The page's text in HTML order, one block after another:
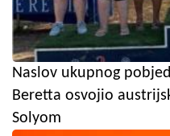
Naslov ukupnog
Beretta osvojio
Solyom